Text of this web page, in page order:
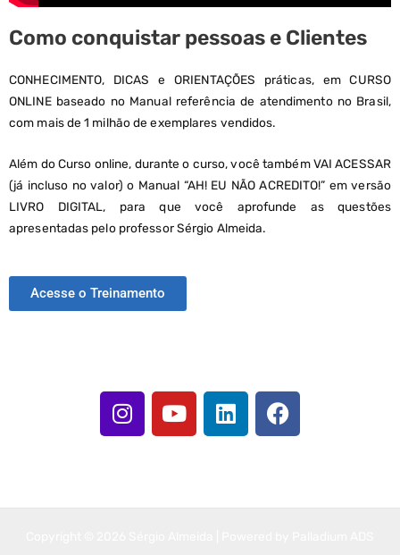
Como conquistar pessoas e Clientes
CONHECIMENTO, DICAS e ORIENTAÇÕES práticas, em CURSO
ONLINE baseado no Manual referência de atendimento no Brasil,
com mais de 1 milhão de exemplares vendidos.
Além do Curso online, durante o curso, você também VAI ACESSAR
(já incluso no valor) o Manual “AH! EU NÃO ACREDITO!” em versão
LIVRO DIGITAL, para que você aprofunde as questões
apresentadas pelo professor Sérgio Almeida.
Acesse o Treinamento
I
n
g
Y
o
b
L
i
d
F
a
o